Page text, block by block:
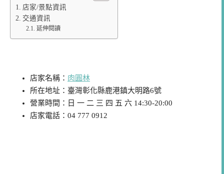
店家/景點資訊
交通資訊
延伸閱讀
店家名稱： 肉圓林
所在地址：臺灣彰化縣鹿港鎮大明路6號
營業時間：日 一 二 三 四 五 六 14:30-20:00
店家電話：04 777 0912